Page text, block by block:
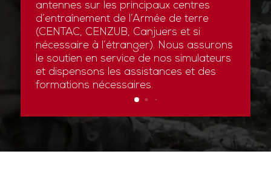
antennes sur les principaux centres
d’entraînement de l’Armée de terre
(CENTAC, CENZUB, Canjuers et si
nécessaire à l’étranger). Nous assurons
le soutien en service de nos simulateurs
et dispensons les assistances et des
formations nécessaires.